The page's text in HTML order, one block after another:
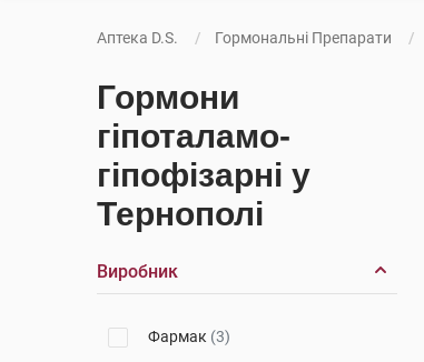
Аптека D.S. Гормональні Препарати
Гормони
гіпоталамо-
гіпофізарні у
Тернополі
Виробник
Фармак (3)